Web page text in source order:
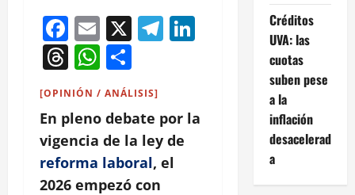
Facebook
Email
X Telegram
LinkedIn
Threads
WhatsApp
[OPINIÓN / ANÁLISIS]
En pleno debate por la
vigencia de la ley de
reforma laboral, el
2026 empezó con
Créditos
UVA: las
cuotas
suben pese
a la
inflación
desacelerad
a